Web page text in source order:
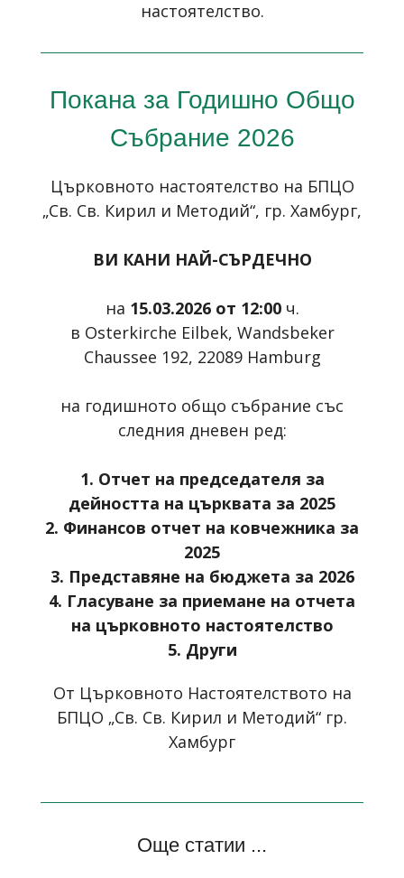
настоятелство.
Покана за Годишно Общо
Събрание 2026
Църковното настоятелство на БПЦО
„Св. Св. Кирил и Методий“, гр. Хамбург,
ВИ КАНИ НАЙ-СЪРДЕЧНО
на 15.03.2026 от 12:00ч.
в Osterkirche Eilbek, Wandsbeker
Chaussee 192, 22089 Hamburg
на годишното общо събрание със
следния дневен ред:
1. Отчет на председателя за
дейността на църквата за 2025
2. Финансов отчет на ковчежника за
2025
3. Представяне на бюджета за 2026
4. Гласуване за приемане на отчета
на църковното настоятелство
5. Други
От Църковното Настоятелството на
БПЦО „Св. Св. Кирил и Методий“ гр.
Хамбург
Още статии ...